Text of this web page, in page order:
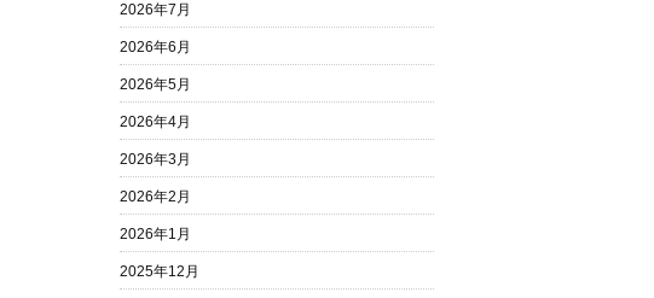
2026年7月
2026年6月
2026年5月
2026年4月
2026年3月
2026年2月
2026年1月
2025年12月